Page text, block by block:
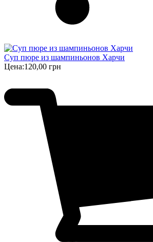
Суп пюре из шампиньонов Харчи
Цена:120,00 грн